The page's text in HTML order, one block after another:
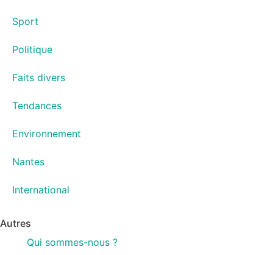
Sport
Politique
Faits divers
Tendances
Environnement
Nantes
International
Autres
Qui sommes-nous ?